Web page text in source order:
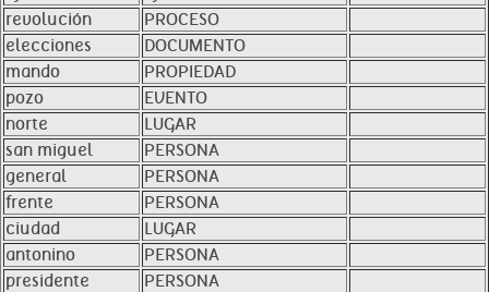
revolución
PROCESO
elecciones
DOCUMENTO
mando
PROPIEDAD
pozo
EVENTO
norte
LUGAR
san miguel
PERSONA
general
PERSONA
frente
PERSONA
ciudad
LUGAR
antonino
PERSONA
presidente
PERSONA